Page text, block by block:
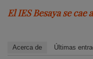
El IES Besaya se cae
Acerca de Últimas